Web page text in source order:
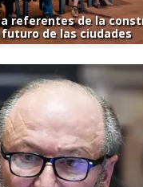
referentes de la
de las ciudades